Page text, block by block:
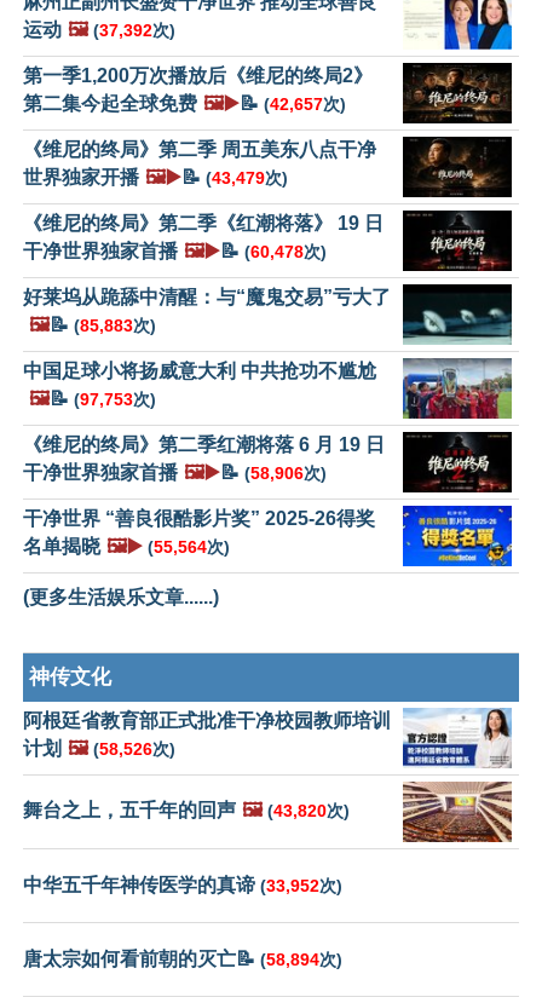
运动 🖼️ (37,392次)
第一季1,200万次播放后《维尼的终局2》
第二集今起全球免费 🖼️▶️📝 (42,657次)
《维尼的终局》第二季 周五美东八点干净
世界独家开播 🖼️▶️📝 (43,479次)
《维尼的终局》第二季《红潮将落》 19 日
干净世界独家首播 🖼️▶️📝 (60,478次)
好莱坞从跪舔中清醒：与“魔鬼交易”亏大了
🖼️📝 (85,883次)
中国足球小将扬威意大利 中共抢功不尴尬
🖼️📝 (97,753次)
《维尼的终局》第二季红潮将落 6 月 19 日
干净世界独家首播 🖼️▶️📝 (58,906次)
干净世界 “善良很酷影片奖” 2025-26得奖
名单揭晓 🖼️▶️ (55,564次)
(更多生活娱乐文章......)
神传文化
阿根廷省教育部正式批准干净校园教师培训
计划 🖼️ (58,526次)
舞台之上，五千年的回声 🖼️ (43,820次)
中华五千年神传医学的真谛 (33,952次)
唐太宗如何看前朝的灭亡📝 (58,894次)